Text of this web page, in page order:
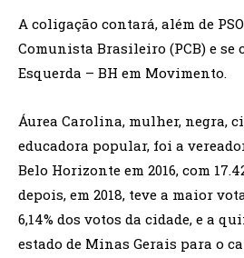
A coligação contará, além de
Comunista Brasileiro (PCB) e se
Esquerda – BH em Movimento.
Áurea Carolina, mulher, negra,
educadora popular, foi a
Belo Horizonte em 2016, com
depois, em 2018, teve a maior
6,14% dos votos da cidade, e a
estado de Minas Gerais para o